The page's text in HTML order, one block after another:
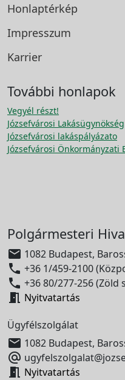
Honlaptérkép
Impresszum
Karrier
További honlapok
Vegyél részt!
Józsefvárosi Lakásügynökség
Józsefvárosi lakáspályázato
Józsefvárosi Önkormányzati
Polgármesteri
 1082 Budapest,
 +36 1/459-2100
 +36 80/277-256 (Zöld
 Nyitvatartás
Ügyfélszolgálat
 1082 Budapest,

 Nyitvatartás